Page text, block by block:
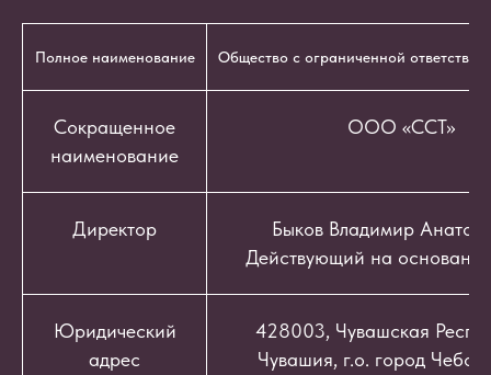
Полное наименование Общество с ограниченной
Сокращенное
наименование
ООО «ССТ»
Директор
Быков Владимир
Действующий на
Юридический
адрес
428003, Чувашская
Чувашия, г.о. город